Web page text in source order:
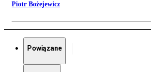
Piotr Bożejewicz
Powiązane